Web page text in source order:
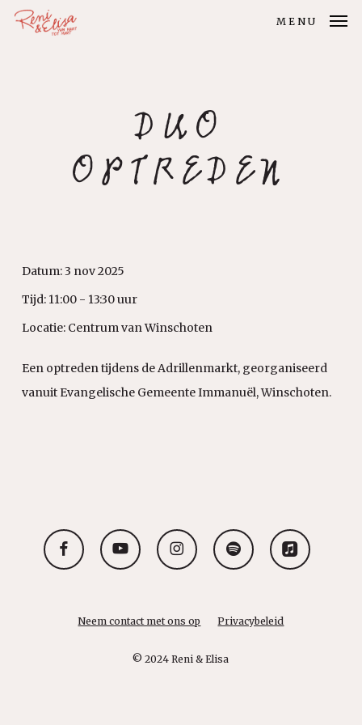
Skip
MENU
DUO
OPTREDEN
Datum:3 nov 2025
Tijd: 11:00 - 13:30 uur
Locatie: Centrum van Winschoten
Een optreden tijdens de Adrillenmarkt, georganiseerd
vanuit Evangelische Gemeente Immanuël, Winschoten.
facebook youtube instagram spotify applemusic
Neem contact met ons op Privacybeleid
© 2024 Reni & Elisa